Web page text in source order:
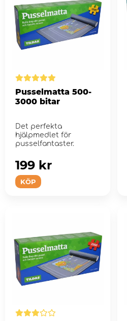
Pusselmatta 500-
3000 bitar
Det perfekta
hjälpmedlet för
pusselfantaster.
KÖP
199 kr